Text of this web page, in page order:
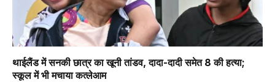
थाईलैंड में सनकी छात्र का खूनी तांडव, दादा-दादी समेत 8 की हत्या;
स्कूल में भी मचाया कत्लेआम